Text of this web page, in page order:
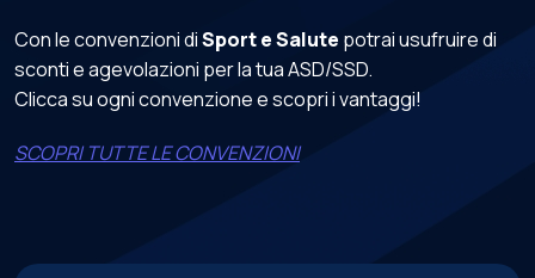
Con le convenzioni diSport e Salute potrai usufruire di
sconti e agevolazioni per la tua ASD/SSD.
Clicca su ogni convenzione e scopri i vantaggi!
SCOPRI TUTTE LE CONVENZIONI